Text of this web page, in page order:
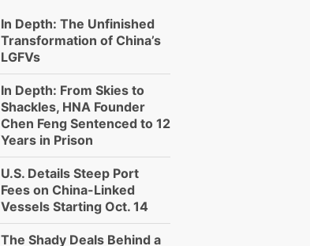
In Depth: The Unfinished
Transformation of China’s
LGFVs
In Depth: From Skies to
Shackles, HNA Founder
Chen Feng Sentenced to 12
Years in Prison
U.S. Details Steep Port
Fees on China-Linked
Vessels Starting Oct. 14
The Shady Deals Behind a